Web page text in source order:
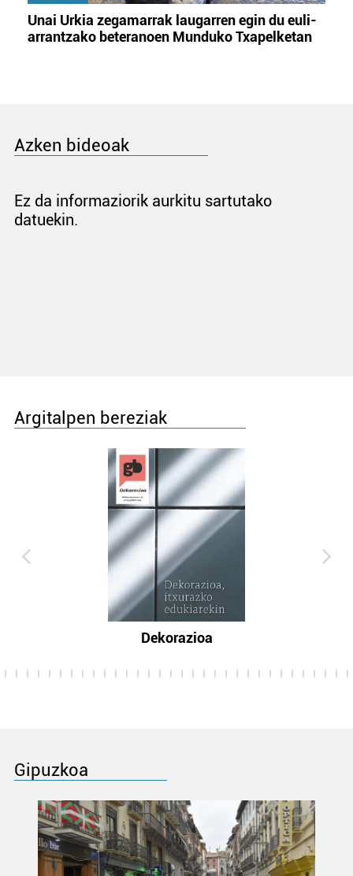
Unai Urkia zegamarrak laugarren egin du euli-
arrantzako beteranoen Munduko Txapelketan
Azken bideoak
Ez da informaziorik aurkitu sartutako
datuekin.
Argitalpen bereziak
Dekorazioa
Gipuzkoa